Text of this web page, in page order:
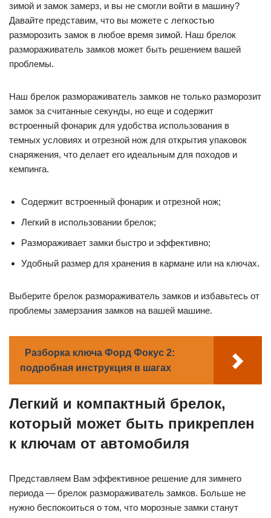
зимой и замок замерз, и вы не смогли войти в машину?
Давайте представим, что вы можете с легкостью
разморозить замок в любое время зимой. Наш брелок
размораживатель замков может быть решением вашей
проблемы.
Наш брелок размораживатель замков не только разморозит
замок за считанные секунды, но еще и содержит
встроенный фонарик для удобства использования в
темных условиях и отрезной нож для открытия упаковок
снаряжения, что делает его идеальным для походов и
кемпинга.
Содержит встроенный фонарик и отрезной нож;
Легкий в использовании брелок;
Размораживает замки быстро и эффективно;
Удобный размер для хранения в кармане или на ключах.
Выберите брелок размораживатель замков и избавьтесь от
проблемы замерзания замков на вашей машине.
Разборка ключа Форд Фокус 2:
подробная инструкция в шагах
Легкий и компактный брелок,
который может быть прикреплен
к ключам от автомобиля
Представляем Вам эффективное решение для зимнего
периода — брелок размораживатель замков. Больше не
нужно беспокоиться о том, что морозные замки станут